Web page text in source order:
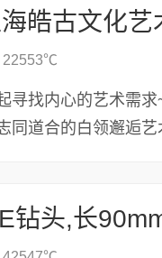
皓古文化艺
22553℃
寻找内心的艺术需
同道合的白领邂逅
钻头,长